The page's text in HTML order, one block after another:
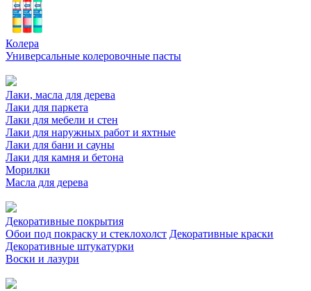
Колера
Универсальные колеровочные пасты
Лаки, масла для дерева
Лаки для паркета
Лаки для мебели и стен
Лаки для наружных работ и яхтные
Лаки для бани и сауны
Лаки для камня и бетона
Морилки
Масла для дерева
Декоративные покрытия
Обои под покраску и стеклохолст Декоративные краски
Декоративные штукатурки
Воски и лазури